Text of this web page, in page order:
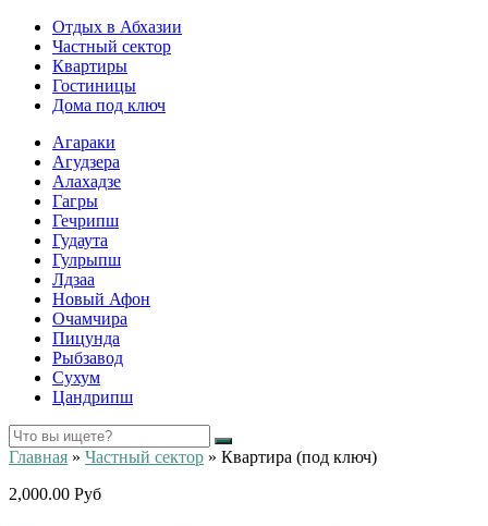
Отдых в Абхазии
Частный сектор
Квартиры
Гостиницы
Дома под ключ
Агараки
Агудзера
Алахадзе
Гагры
Гечрипш
Гудаута
Гулрыпш
Лдзаа
Новый Афон
Очамчира
Пицунда
Рыбзавод
Сухум
Цандрипш
Главная » Частный сектор » Квартира (под ключ)
2,000.00 Руб